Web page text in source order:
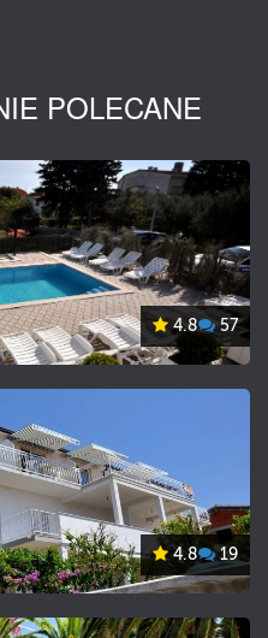
POLECANE
4.8 57
4.8 19